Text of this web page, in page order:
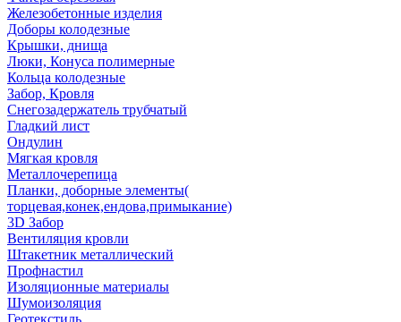
Железобетонные изделия
Доборы колодезные
Крышки, днища
Люки, Конуса полимерные
Кольца колодезные
Забор, Кровля
Снегозадержатель трубчатый
Гладкий лист
Ондулин
Мягкая кровля
Металлочерепица
Планки, доборные элементы(
торцевая,конек,ендова,примыкание)
3D Забор
Вентиляция кровли
Штакетник металлический
Профнастил
Изоляционные материалы
Шумоизоляция
Геотекстиль